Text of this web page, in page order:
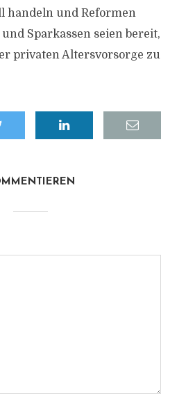
handeln und Reformen
Sparkassen seien bereit,
privaten Altersvorsorge zu